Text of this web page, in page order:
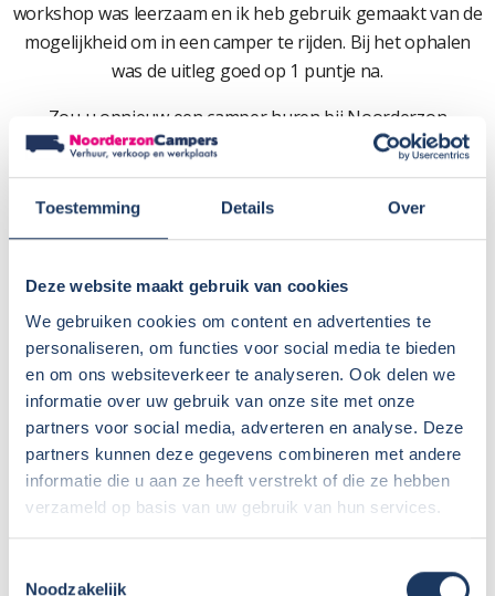
Toestemming Details Over
Deze website maakt gebruik van cookies
We gebruiken cookies om content en advertenties te
personaliseren, om functies voor social media te bieden
en om ons websiteverkeer te analyseren. Ook delen we
informatie over uw gebruik van onze site met onze
partners voor social media, adverteren en analyse. Deze
partners kunnen deze gegevens combineren met andere
informatie die u aan ze heeft verstrekt of die ze hebben
verzameld op basis van uw gebruik van hun services.
Noodzakelijk
workshop was leerzaam en ik heb gebruik gemaakt van de
mogelijkheid om in een camper te rijden. Bij het ophalen
was de uitleg goed op 1 puntje na.
Zou u opnieuw een camper huren bij Noorderzon
Campers of vrienden/bekenden Noorderzon Campers
aanraden?
Wij overwegen zeker het huren van een camper bij
Noorderzon Campers, als wij weer met een camper op
Wij brengen Noorderzon Campers positief onder de
aandacht van vrienden.
Cijfer: 9